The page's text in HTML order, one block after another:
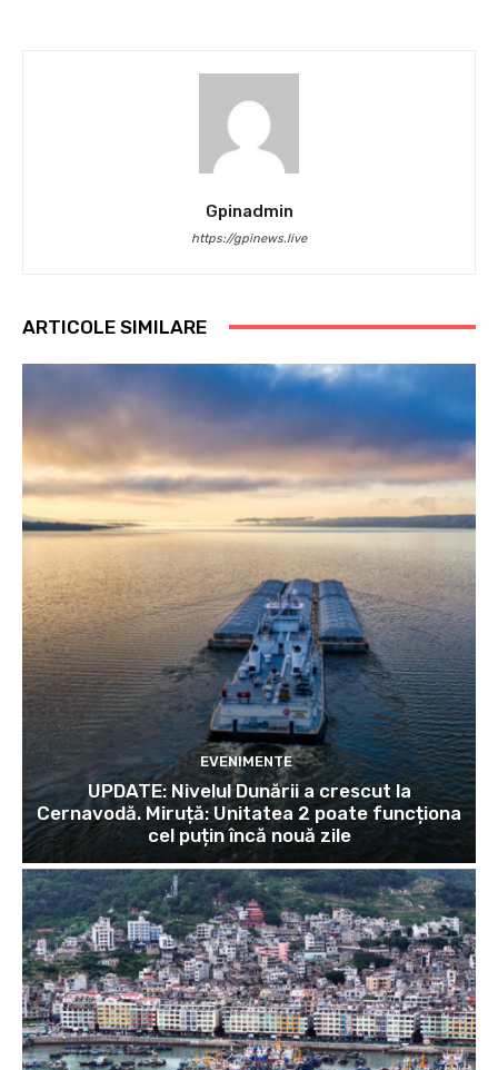
Gpinadmin
https://gpinews.live
ARTICOLE SIMILARE
EVENIMENTE
UPDATE: Nivelul Dunării a crescut la
Cernavodă. Miruță: Unitatea 2 poate funcționa
cel puțin încă nouă zile